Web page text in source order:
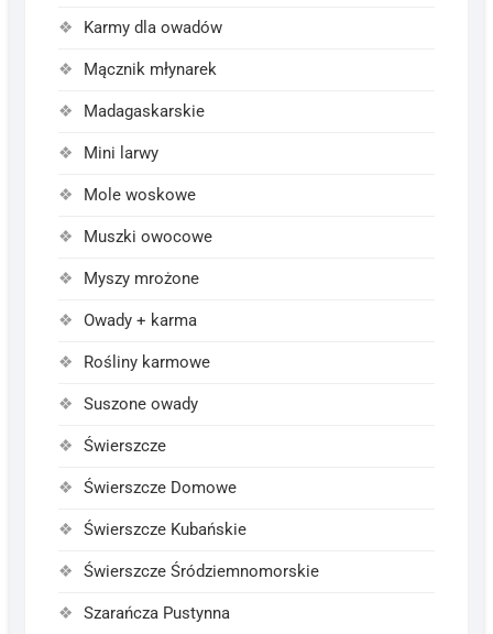
Karmy dla owadów
Mącznik młynarek
Madagaskarskie
Mini larwy
Mole woskowe
Muszki owocowe
Myszy mrożone
Owady + karma
Rośliny karmowe
Suszone owady
Świerszcze
Świerszcze Domowe
Świerszcze Kubańskie
Świerszcze Śródziemnomorskie
Szarańcza Pustynna